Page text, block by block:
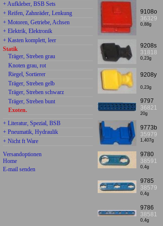
+ Aufkleber, BSB Sets
+ Reifen, Zahnräder, Lenkung
+ Motoren, Getriebe, Achsen
+ Elektrik, Elektronik
+ Kasten komplett, leer
Statik
Träger, Streben grau
Knoten grau, rot
Riegel, Sortierer
Träger, Streben gelb
Träger, Streben schwarz
Träger, Streben bunt
Exoten.
+ Literatur, Spezial, BSB
+ Pneumatik, Hydraulik
+ Nicht ft Ware
Versandoptionen
Home
E-mail senden
9108o
36329
0,88g
9208s
31818
0,23g
9208y
0,23g
9797
36821
20g
9773b
35979
1,407g
9780
38591
0,4g
9785
38579
0,4g
9786
38581
0,4g